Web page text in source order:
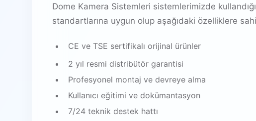
Dome Kamera Sistemleri sistemlerimizde
standartlarına uygun olup aşağıdaki özelliklere
CE ve TSE sertifikalı orijinal ürünler
2 yıl resmi distribütör garantisi
Profesyonel montaj ve devreye alma
Kullanıcı eğitimi ve dokümantasyon
7/24 teknik destek hattı